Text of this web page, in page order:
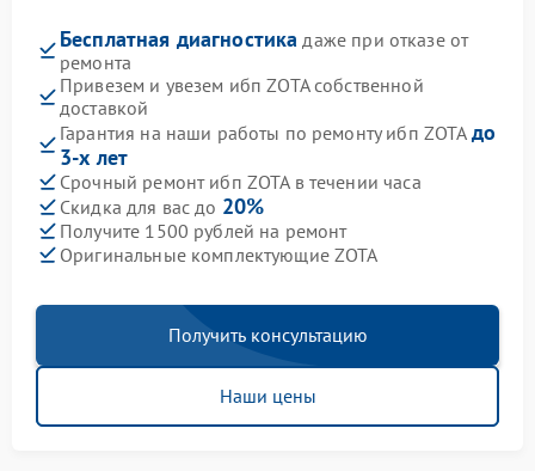
Бесплатная диагностика даже при отказе от
ремонта
Привезем и увезем ибп ZOTA собственной
доставкой
Гарантия на наши работы по ремонту ибп ZOTA до
3-х лет
Срочный ремонт ибп ZOTA в течении часа
Скидка для вас до 20%
Получите 1500 рублей на ремонт
Оригинальные комплектующие ZOTA
Получить консультацию
Наши цены